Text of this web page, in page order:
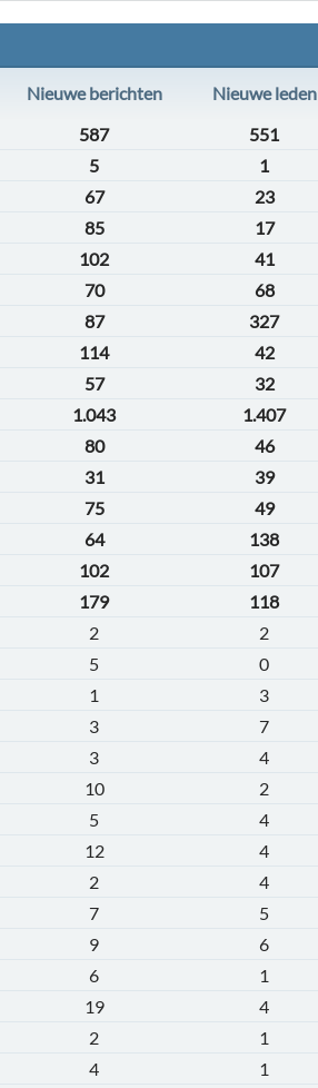
Nieuwe berichten Nieuwe leden
587 551
5 1
67 23
85 17
102 41
70 68
87 327
114 42
57 32
1.043 1.407
80 46
31 39
75 49
64 138
102 107
179 118
2 2
5 0
1 3
3 7
3 4
10 2
5 4
12 4
2 4
7 5
9 6
6 1
19 4
2 1
4 1